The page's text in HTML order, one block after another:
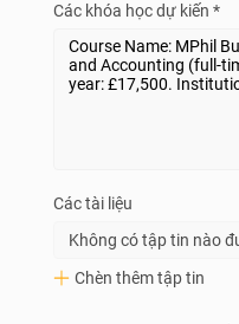
Các khóa học dự kiến *
Các tài liệu
Không có tập tin nào
Chèn thêm tập tin